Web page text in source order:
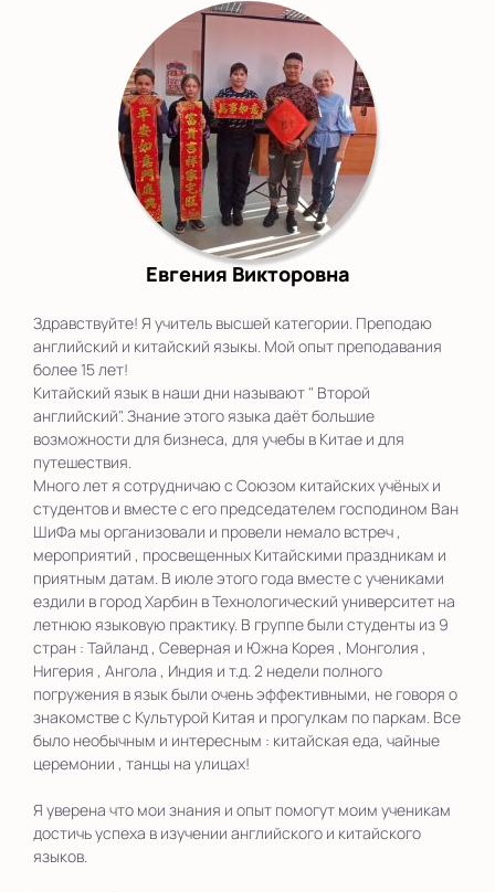
Евгения Викторовна
Здравствуйте! Я учитель высшей категории. Преподаю
английский и китайский языкы. Мой опыт преподавания
более 15 лет!
Китайский язык в наши дни называют " Второй
английский". Знание этого языка даёт большие
возможности для бизнеса, для учебы в Китае и для
путешествия.
Много лет я сотрудничаю с Союзом китайских учёных и
студентов и вместе с его председателем господином Ван
ШиФа мы организовали и провели немало встреч ,
мероприятий , просвещенных Китайскими праздникам и
приятным датам. В июле этого года вместе с учениками
ездили в город Харбин в Технологический университет на
летнюю языковую практику. В группе были студенты из 9
стран : Тайланд , Северная и Южна Корея , Монголия ,
Нигерия , Ангола , Индия и т.д. 2 недели полного
погружения в язык были очень эффективными, не говоря о
знакомстве с Культурой Китая и прогулкам по паркам. Все
было необычным и интересным : китайская еда, чайные
церемонии , танцы на улицах!
Я уверена что мои знания и опыт помогут моим ученикам
достичь успеха в изучении английского и китайского
языков.